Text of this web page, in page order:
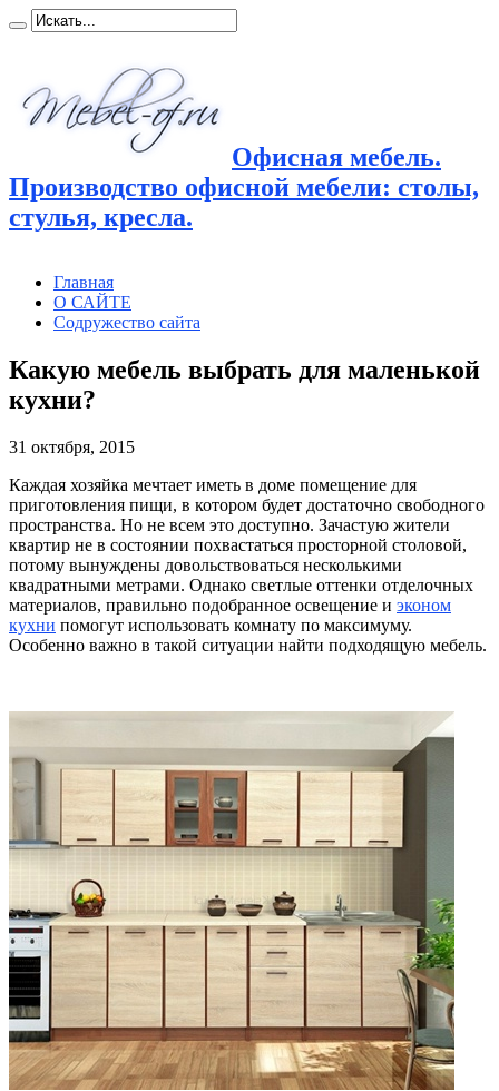
Офисная мебель.
Производство офисной мебели: столы,
стулья, кресла.
Главная
О САЙТЕ
Содружество сайта
Какую мебель выбрать для маленькой
кухни?
31 октября, 2015
Каждая хозяйка мечтает иметь в доме помещение для
приготовления пищи, в котором будет достаточно свободного
пространства. Но не всем это доступно. Зачастую жители
квартир не в состоянии похвастаться просторной столовой,
потому вынуждены довольствоваться несколькими
квадратными метрами. Однако светлые оттенки отделочных
материалов, правильно подобранное освещение и эконом
кухни помогут использовать комнату по максимуму.
Особенно важно в такой ситуации найти подходящую мебель.